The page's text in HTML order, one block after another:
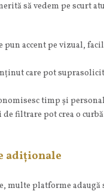
să vedem pe scurt
pun accent pe vizual,
care pot
timp și
filtrare pot crea o
adiționale
multe platforme